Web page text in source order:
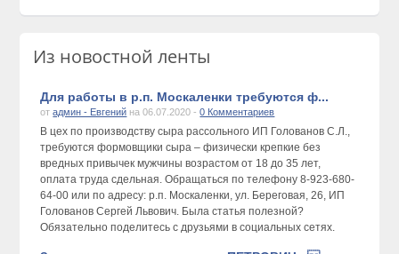
Из новостной ленты
Для работы в р.п. Москаленки требуются ф...
отадмин - Евгений на 06.07.2020 -0 Комментариев
В цех по производству сыра рассольного ИП Голованов С.Л.,
требуются формовщики сыра – физически крепкие без
вредных привычек мужчины возрастом от 18 до 35 лет,
оплата труда сдельная. Обращаться по телефону 8-923-680-
64-00 или по адресу: р.п. Москаленки, ул. Береговая, 26, ИП
Голованов Сергей Львович. Была статья полезной?
Обязательно поделитесь с друзьями в социальных сетях.